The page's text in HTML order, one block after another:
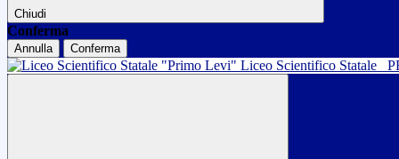
Chiudi
Conferma
Annulla Conferma
Liceo Scientifico Statale